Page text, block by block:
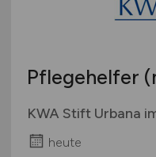
Pflegehelfer
KWA Stift Urbana
heute